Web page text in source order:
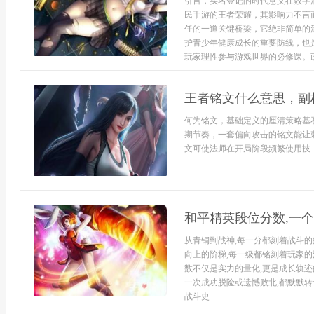
民手游的王者荣耀，其影响力不
任的一道关键桥梁，它绝非简单
护青少年健康成长的重要防线，
玩家理性参与游戏世界的必修课。
王者铭文什么意思，
何为铭文，基础定义的厘清策略
期节奏，一套偏向攻击的铭文能
文可使法师在开局阶段频繁使用技
和平精英段位分数,一
从青铜到战神,每一分都刻着战斗
向上的阶梯,每一级都铭刻着玩家
数不仅是实力的量化,更是成长轨
一次成功脱险或遗憾败北,都默默
战斗史...